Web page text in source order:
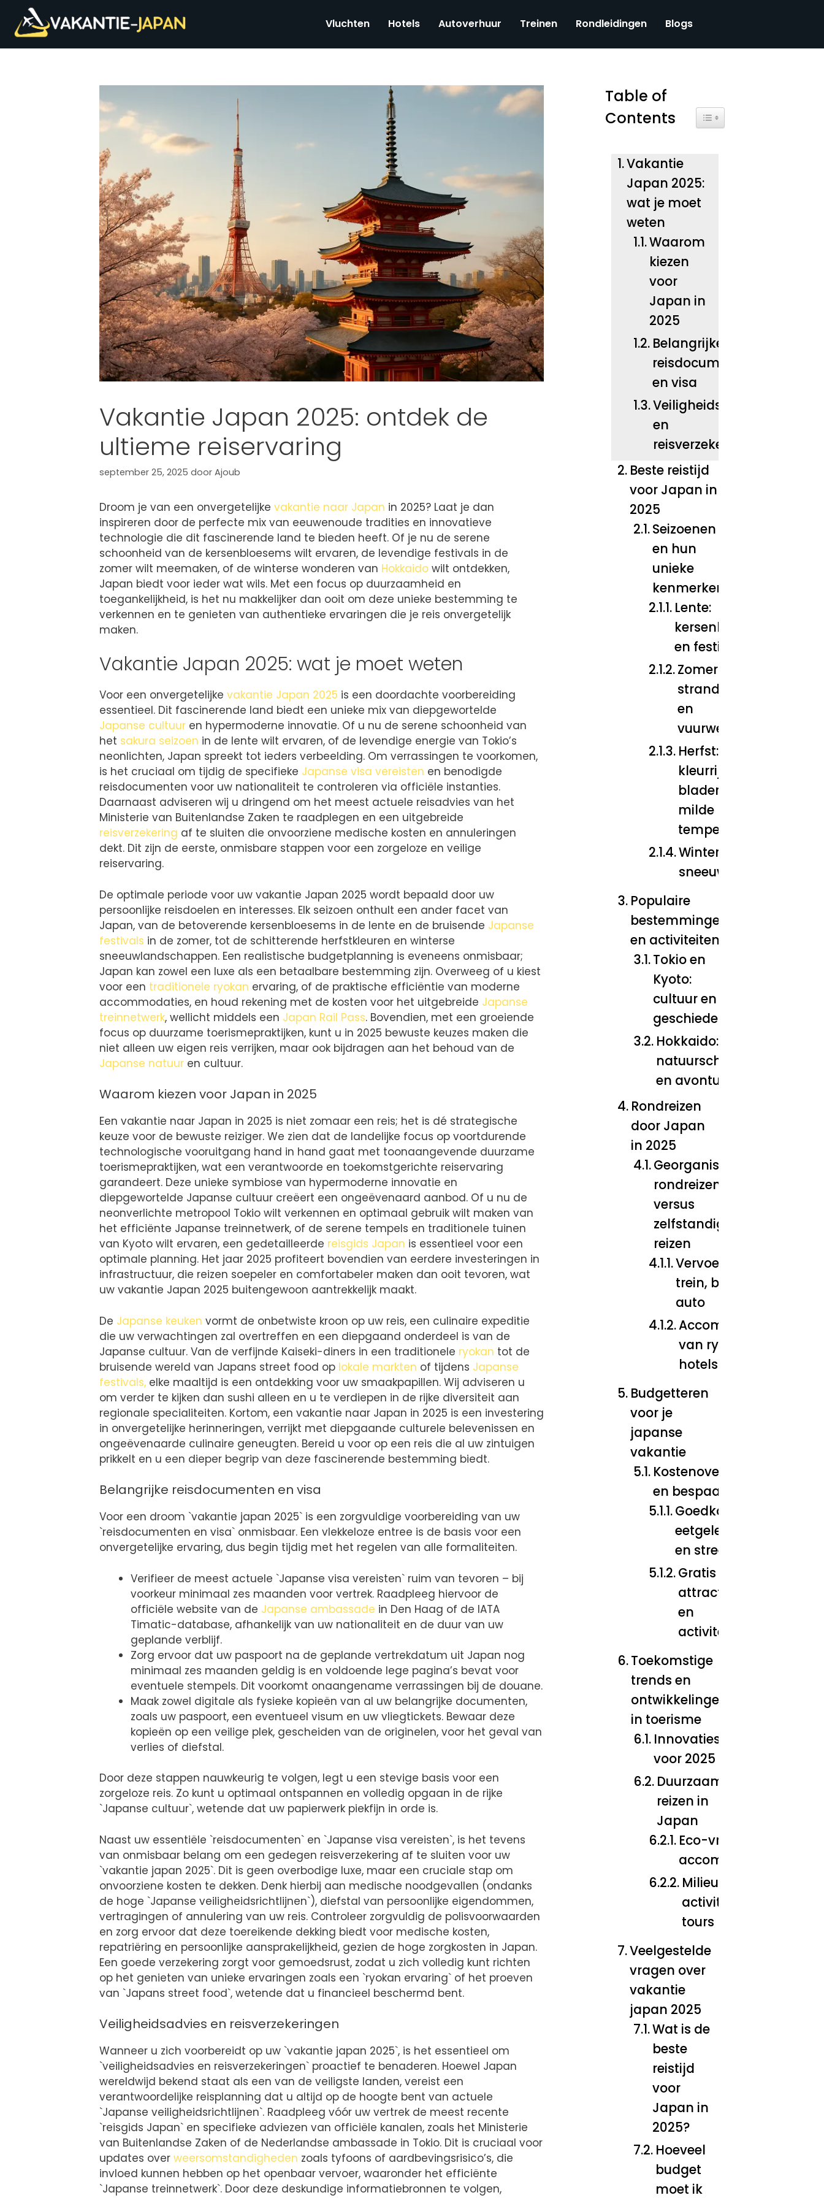
Vluchten Hotels Autoverhuur Treinen Rondleidingen Blogs
Vakantie Japan 2025: ontdek de
ultieme reiservaring
september 25, 2025 door Ajoub
Droom je van een onvergetelijke vakantie naar Japan in 2025? Laat je dan
inspireren door de perfecte mix van eeuwenoude tradities en innovatieve
technologie die dit fascinerende land te bieden heeft. Of je nu de serene
schoonheid van de kersenbloesems wilt ervaren, de levendige festivals in de
zomer wilt meemaken, of de winterse wonderen van Hokkaido wilt ontdekken,
Japan biedt voor ieder wat wils. Met een focus op duurzaamheid en
toegankelijkheid, is het nu makkelijker dan ooit om deze unieke bestemming te
verkennen en te genieten van authentieke ervaringen die je reis onvergetelijk
maken.
Vakantie Japan 2025: wat je moet weten
Voor een onvergetelijke vakantie Japan 2025 is een doordachte voorbereiding
essentieel. Dit fascinerende land biedt een unieke mix van diepgewortelde
Japanse cultuur en hypermoderne innovatie. Of u nu de serene schoonheid van
het sakura seizoen in de lente wilt ervaren, of de levendige energie van Tokio’s
neonlichten, Japan spreekt tot ieders verbeelding. Om verrassingen te voorkomen,
is het cruciaal om tijdig de specifieke Japanse visa vereisten en benodigde
reisdocumenten voor uw nationaliteit te controleren via officiële instanties.
Daarnaast adviseren wij u dringend om het meest actuele reisadvies van het
Ministerie van Buitenlandse Zaken te raadplegen en een uitgebreide
reisverzekering af te sluiten die onvoorziene medische kosten en annuleringen
dekt. Dit zijn de eerste, onmisbare stappen voor een zorgeloze en veilige
reiservaring.
De optimale periode voor uw vakantie Japan 2025 wordt bepaald door uw
persoonlijke reisdoelen en interesses. Elk seizoen onthult een ander facet van
Japan, van de betoverende kersenbloesems in de lente en de bruisende Japanse
festivals in de zomer, tot de schitterende herfstkleuren en winterse
sneeuwlandschappen. Een realistische budgetplanning is eveneens onmisbaar;
Japan kan zowel een luxe als een betaalbare bestemming zijn. Overweeg of u kiest
voor een traditionele ryokan ervaring, of de praktische efficiëntie van moderne
accommodaties, en houd rekening met de kosten voor het uitgebreide Japanse
treinnetwerk, wellicht middels een Japan Rail Pass. Bovendien, met een groeiende
focus op duurzame toerismepraktijken, kunt u in 2025 bewuste keuzes maken die
niet alleen uw eigen reis verrijken, maar ook bijdragen aan het behoud van de
Japanse natuur en cultuur.
Waarom kiezen voor Japan in 2025
Een vakantie naar Japan in 2025 is niet zomaar een reis; het is dé strategische
keuze voor de bewuste reiziger. We zien dat de landelijke focus op voortdurende
technologische vooruitgang hand in hand gaat met toonaangevende duurzame
toerismepraktijken, wat een verantwoorde en toekomstgerichte reiservaring
garandeert. Deze unieke symbiose van hypermoderne innovatie en
diepgewortelde Japanse cultuur creëert een ongeëvenaard aanbod. Of u nu de
neonverlichte metropool Tokio wilt verkennen en optimaal gebruik wilt maken van
het efficiënte Japanse treinnetwerk, of de serene tempels en traditionele tuinen
van Kyoto wilt ervaren, een gedetailleerde reisgids Japan is essentieel voor een
optimale planning. Het jaar 2025 profiteert bovendien van eerdere investeringen in
infrastructuur, die reizen soepeler en comfortabeler maken dan ooit tevoren, wat
uw vakantie Japan 2025 buitengewoon aantrekkelijk maakt.
De Japanse keuken vormt de onbetwiste kroon op uw reis, een culinaire expeditie
die uw verwachtingen zal overtreffen en een diepgaand onderdeel is van de
Japanse cultuur. Van de verfijnde Kaiseki-diners in een traditionele ryokan tot de
bruisende wereld van Japans street food op lokale markten of tijdens Japanse
festivals, elke maaltijd is een ontdekking voor uw smaakpapillen. Wij adviseren u
om verder te kijken dan sushi alleen en u te verdiepen in de rijke diversiteit aan
regionale specialiteiten. Kortom, een vakantie naar Japan in 2025 is een investering
in onvergetelijke herinneringen, verrijkt met diepgaande culturele belevenissen en
ongeëvenaarde culinaire geneugten. Bereid u voor op een reis die al uw zintuigen
prikkelt en u een dieper begrip van deze fascinerende bestemming biedt.
Belangrijke reisdocumenten en visa
Voor een droom `vakantie japan 2025` is een zorgvuldige voorbereiding van uw
`reisdocumenten en visa` onmisbaar. Een vlekkeloze entree is de basis voor een
onvergetelijke ervaring, dus begin tijdig met het regelen van alle formaliteiten.
Verifieer de meest actuele `Japanse visa vereisten` ruim van tevoren – bij
voorkeur minimaal zes maanden voor vertrek. Raadpleeg hiervoor de
officiële website van de Japanse ambassade in Den Haag of de IATA
Timatic-database, afhankelijk van uw nationaliteit en de duur van uw
geplande verblijf.
Zorg ervoor dat uw paspoort na de geplande vertrekdatum uit Japan nog
minimaal zes maanden geldig is en voldoende lege pagina’s bevat voor
eventuele stempels. Dit voorkomt onaangename verrassingen bij de douane.
Maak zowel digitale als fysieke kopieën van al uw belangrijke documenten,
zoals uw paspoort, een eventueel visum en uw vliegtickets. Bewaar deze
kopieën op een veilige plek, gescheiden van de originelen, voor het geval van
verlies of diefstal.
Door deze stappen nauwkeurig te volgen, legt u een stevige basis voor een
zorgeloze reis. Zo kunt u optimaal ontspannen en volledig opgaan in de rijke
`Japanse cultuur`, wetende dat uw papierwerk piekfijn in orde is.
Naast uw essentiële `reisdocumenten` en `Japanse visa vereisten`, is het tevens
van onmisbaar belang om een gedegen reisverzekering af te sluiten voor uw
`vakantie japan 2025`. Dit is geen overbodige luxe, maar een cruciale stap om
onvoorziene kosten te dekken. Denk hierbij aan medische noodgevallen (ondanks
de hoge `Japanse veiligheidsrichtlijnen`), diefstal van persoonlijke eigendommen,
vertragingen of annulering van uw reis. Controleer zorgvuldig de polisvoorwaarden
en zorg ervoor dat deze toereikende dekking biedt voor medische kosten,
repatriëring en persoonlijke aansprakelijkheid, gezien de hoge zorgkosten in Japan.
Een goede verzekering zorgt voor gemoedsrust, zodat u zich volledig kunt richten
op het genieten van unieke ervaringen zoals een `ryokan ervaring` of het proeven
van `Japans street food`, wetende dat u financieel beschermd bent.
Veiligheidsadvies en reisverzekeringen
Wanneer u zich voorbereidt op uw `vakantie japan 2025`, is het essentieel om
`veiligheidsadvies en reisverzekeringen` proactief te benaderen. Hoewel Japan
wereldwijd bekend staat als een van de veiligste landen, vereist een
verantwoordelijke reisplanning dat u altijd op de hoogte bent van actuele
`Japanse veiligheidsrichtlijnen`. Raadpleeg vóór uw vertrek de meest recente
`reisgids Japan` en specifieke adviezen van officiële kanalen, zoals het Ministerie
van Buitenlandse Zaken of de Nederlandse ambassade in Tokio. Dit is cruciaal voor
updates over weersomstandigheden zoals tyfoons of aardbevingsrisico’s, die
invloed kunnen hebben op het openbaar vervoer, waaronder het efficiënte
`Japanse treinnetwerk`. Door deze deskundige informatiebronnen te volgen,
Table of
Contents
Toggle Table of Content
Vakantie
Japan 2025:
wat je moet
weten
Waarom
kiezen
voor
Japan in
2025
Belangrijke
reisdocumenten
en visa
Veiligheidsadvies
en
reisverzekeringen
Beste reistijd
voor Japan in
2025
Seizoenen
en hun
unieke
kenmerken
Lente:
kersenbloesems
en festivals
Zomer:
stranden
en
vuurwerk
Herfst:
kleurrijke
bladeren en
milde
temperaturen
Winter: skiën en
sneeuwlandschappen
Populaire
bestemmingen
en activiteiten
Tokio en
Kyoto:
cultuur en
geschiedenis
Hokkaido:
natuurschoon
en avonturen
Rondreizen
door Japan
in 2025
Georganiseerde
rondreizen
versus
zelfstandig
reizen
Vervoersopties:
trein, bus en
auto
Accommodaties:
van ryokans tot
hotels
Budgetteren
voor je
japanse
vakantie
Kostenoverzicht
en bespaartips
Goedkope
eetgelegenheden
en street food
Gratis
attracties
en
activiteiten
Toekomstige
trends en
ontwikkelingen
in toerisme
Innovaties
voor 2025
Duurzaam
reizen in
Japan
Eco-vriendelijke
accommodaties
Milieubewuste
activiteiten en
tours
Veelgestelde
vragen over
vakantie
japan 2025
Wat is de
beste
reistijd
voor
Japan in
2025?
Hoeveel
budget
moet ik